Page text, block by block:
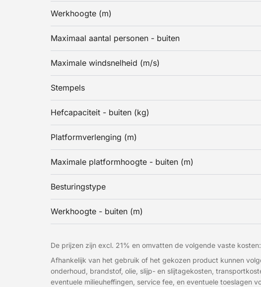
Werkhoogte (m)
Maximaal aantal personen - buiten
Maximale windsnelheid (m/s)
Stempels
Hefcapaciteit - buiten (kg)
Platformverlenging (m)
Maximale platformhoogte - buiten (m)
Besturingstype
Werkhoogte - buiten (m)
De prijzen zijn excl. 21% en omvatten de volgende vaste
Afhankelijk van het gebruik of het gekozen product kunnen
onderhoud, brandstof, olie, slijp- en slijtagekosten,
eventuele milieuheffingen, service fee, en eventuele toeslagen